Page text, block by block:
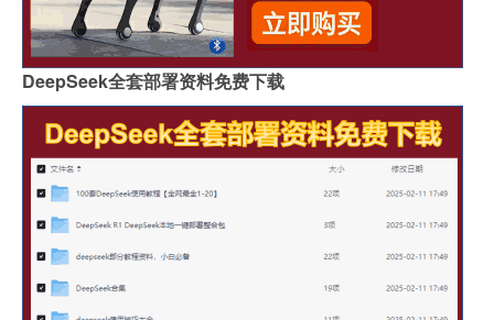
DeepSeek全套部署资料免费下载